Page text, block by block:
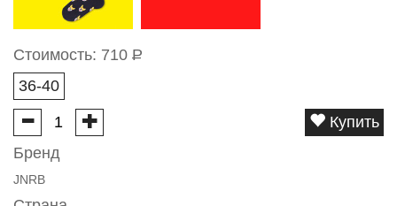
Стоимость: 710 Р
36-40
Купить
Бренд
JNRB